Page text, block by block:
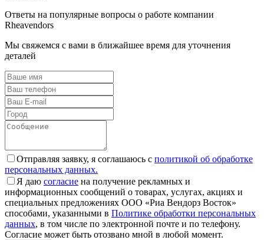
Ответы на популярные вопросы о работе компании
Rheavendors
Мы свяжемся с вами в ближайшее время для уточнения
деталей
Отправляя заявку, я соглашаюсь с политикой об обработке
персональных данных.
Я даю согласие на получение рекламных и
информационных сообщений о товарах, услугах, акциях и
специальных предложениях ООО «Риа Вендорз Восток»
способами, указанными в Политике обработки персональных
данных, в том числе по электронной почте и по телефону.
Согласие может быть отозвано мной в любой момент.